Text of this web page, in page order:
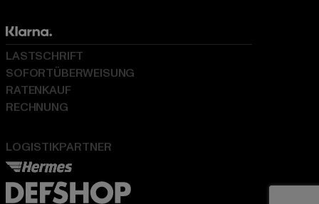
LOGISTIKPARTNER
LASTSCHRIFT
SOFORTÜBERWEISUNG
RATENKAUF
RECHNUNG